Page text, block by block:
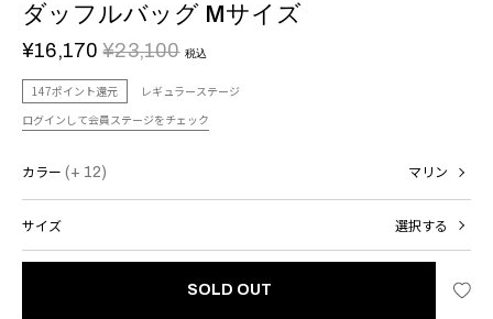
ダッフルバッグ Mサイズ
¥16,170 ¥23,100 税込
147ポイント還元
レギュラーステージ
ログインして会員ステージをチェック
カラー (+ 12) マリン
サイズ 選択する
SOLD OUT